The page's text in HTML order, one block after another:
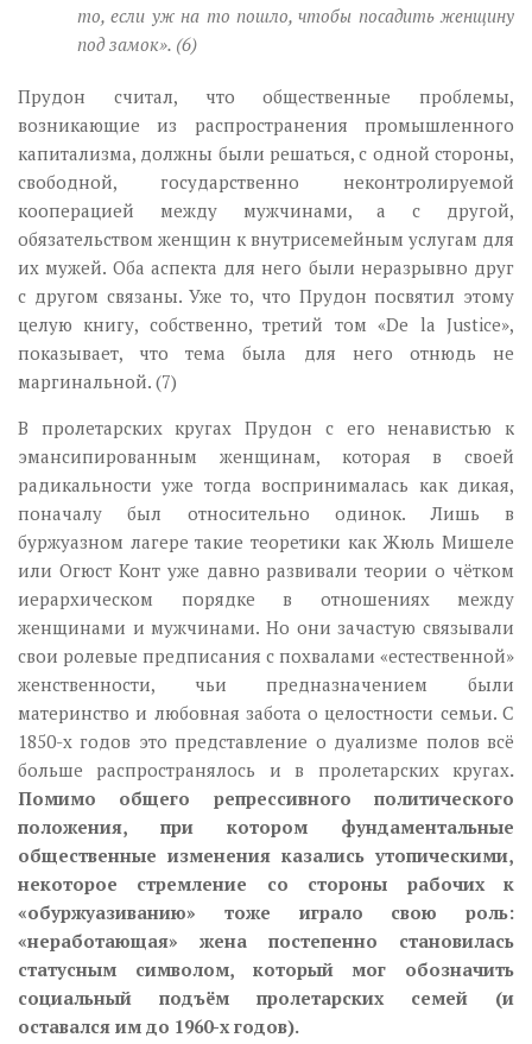
то, если уж на то пошло, чтобы посадить женщину
под замок». (6)
Прудон считал, что общественные проблемы,
возникающие из распространения промышленного
капитализма, должны были решаться, с одной стороны,
свободной, государственно неконтролируемой
кооперацией между мужчинами, а с другой,
обязательством женщин к внутрисемейным услугам для
их мужей. Оба аспекта для него были неразрывно друг
с другом связаны. Уже то, что Прудон посвятил этому
целую книгу, собственно, третий том «De la Justice»,
показывает, что тема была для него отнюдь не
маргинальной. (7)
В пролетарских кругах Прудон с его ненавистью к
эмансипированным женщинам, которая в своей
радикальности уже тогда воспринималась как дикая,
поначалу был относительно одинок. Лишь в
буржуазном лагере такие теоретики как Жюль Мишеле
или Огюст Конт уже давно развивали теории о чётком
иерархическом порядке в отношениях между
женщинами и мужчинами. Но они зачастую связывали
свои ролевые предписания с похвалами «естественной»
женственности, чьи предназначением были
материнство и любовная забота о целостности семьи. С
1850-х годов это представление о дуализме полов всё
больше распространялось и в пролетарских кругах.
Помимо общего репрессивного политического
положения, при котором фундаментальные
общественные изменения казались утопическими,
некоторое стремление со стороны рабочих к
«обуржуазиванию» тоже играло свою роль:
«неработающая» жена постепенно становилась
статусным символом, который мог обозначить
социальный подъём пролетарских семей (и
оставался им до 1960-х годов).